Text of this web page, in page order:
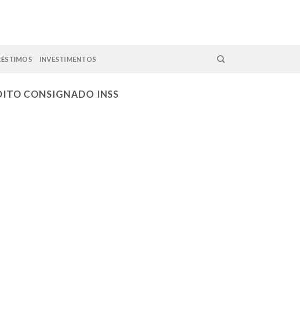
INVESTIMENTOS
CONSIGNADO INSS